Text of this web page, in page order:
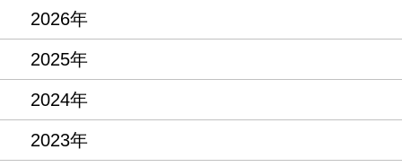
2026年
2025年
2024年
2023年